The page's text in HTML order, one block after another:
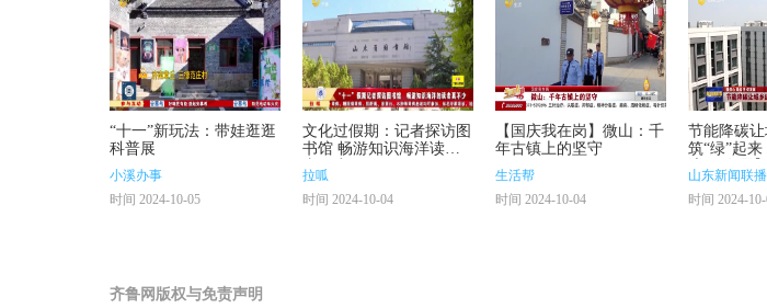
“十一”新玩法：带娃逛逛
科普展
小溪办事
时间 2024-10-05
文化过假期：记者探访图
书馆 畅游知识海洋读者
真不少
拉呱
时间 2024-10-04
【国庆我在岗】微山：千
年古镇上的坚守
生活帮
时间 2024-10-04
节能降碳
筑“绿”起
济 促发展】
山东新闻联播
时间 2024-
齐鲁网版权与免责声明